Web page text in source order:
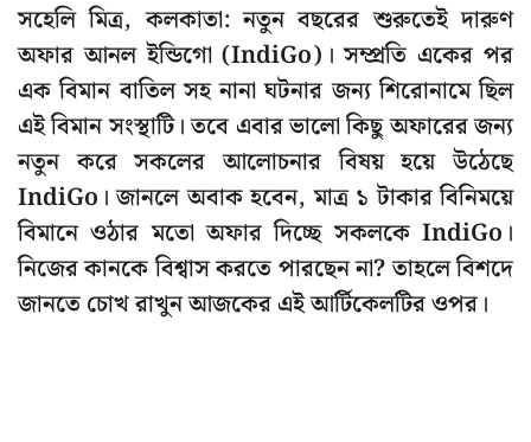
সহেলি মিত্র, কলকাতা: নতুন বছরের শুরুতেই দারুণ
অফার আনল ইন্ডিগো (IndiGo)। সম্প্রতি একের পর
এক বিমান বাতিল সহ নানা ঘটনার জন্য শিরোনামে ছিল
এই বিমান সংস্থাটি। তবে এবার ভালো কিছু অফারের জন্য
নতুন করে সকলের আলোচনার বিষয় হয়ে উঠেছে
IndiGo। জানলে অবাক হবেন, মাত্র ১ টাকার বিনিময়ে
বিমানে ওঠার মতো অফার দিচ্ছে সকলকে IndiGo।
নিজের কানকে বিশ্বাস করতে পারছেন না? তাহলে বিশদে
জানতে চোখ রাখুন আজকের এই আর্টিকেলটির ওপর।